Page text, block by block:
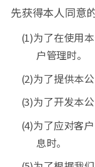
先获得本人同意
(1)为了在使用
户管理时。
(2)为了提供本
(3)为了开发本
(4)为了应对客
息时。